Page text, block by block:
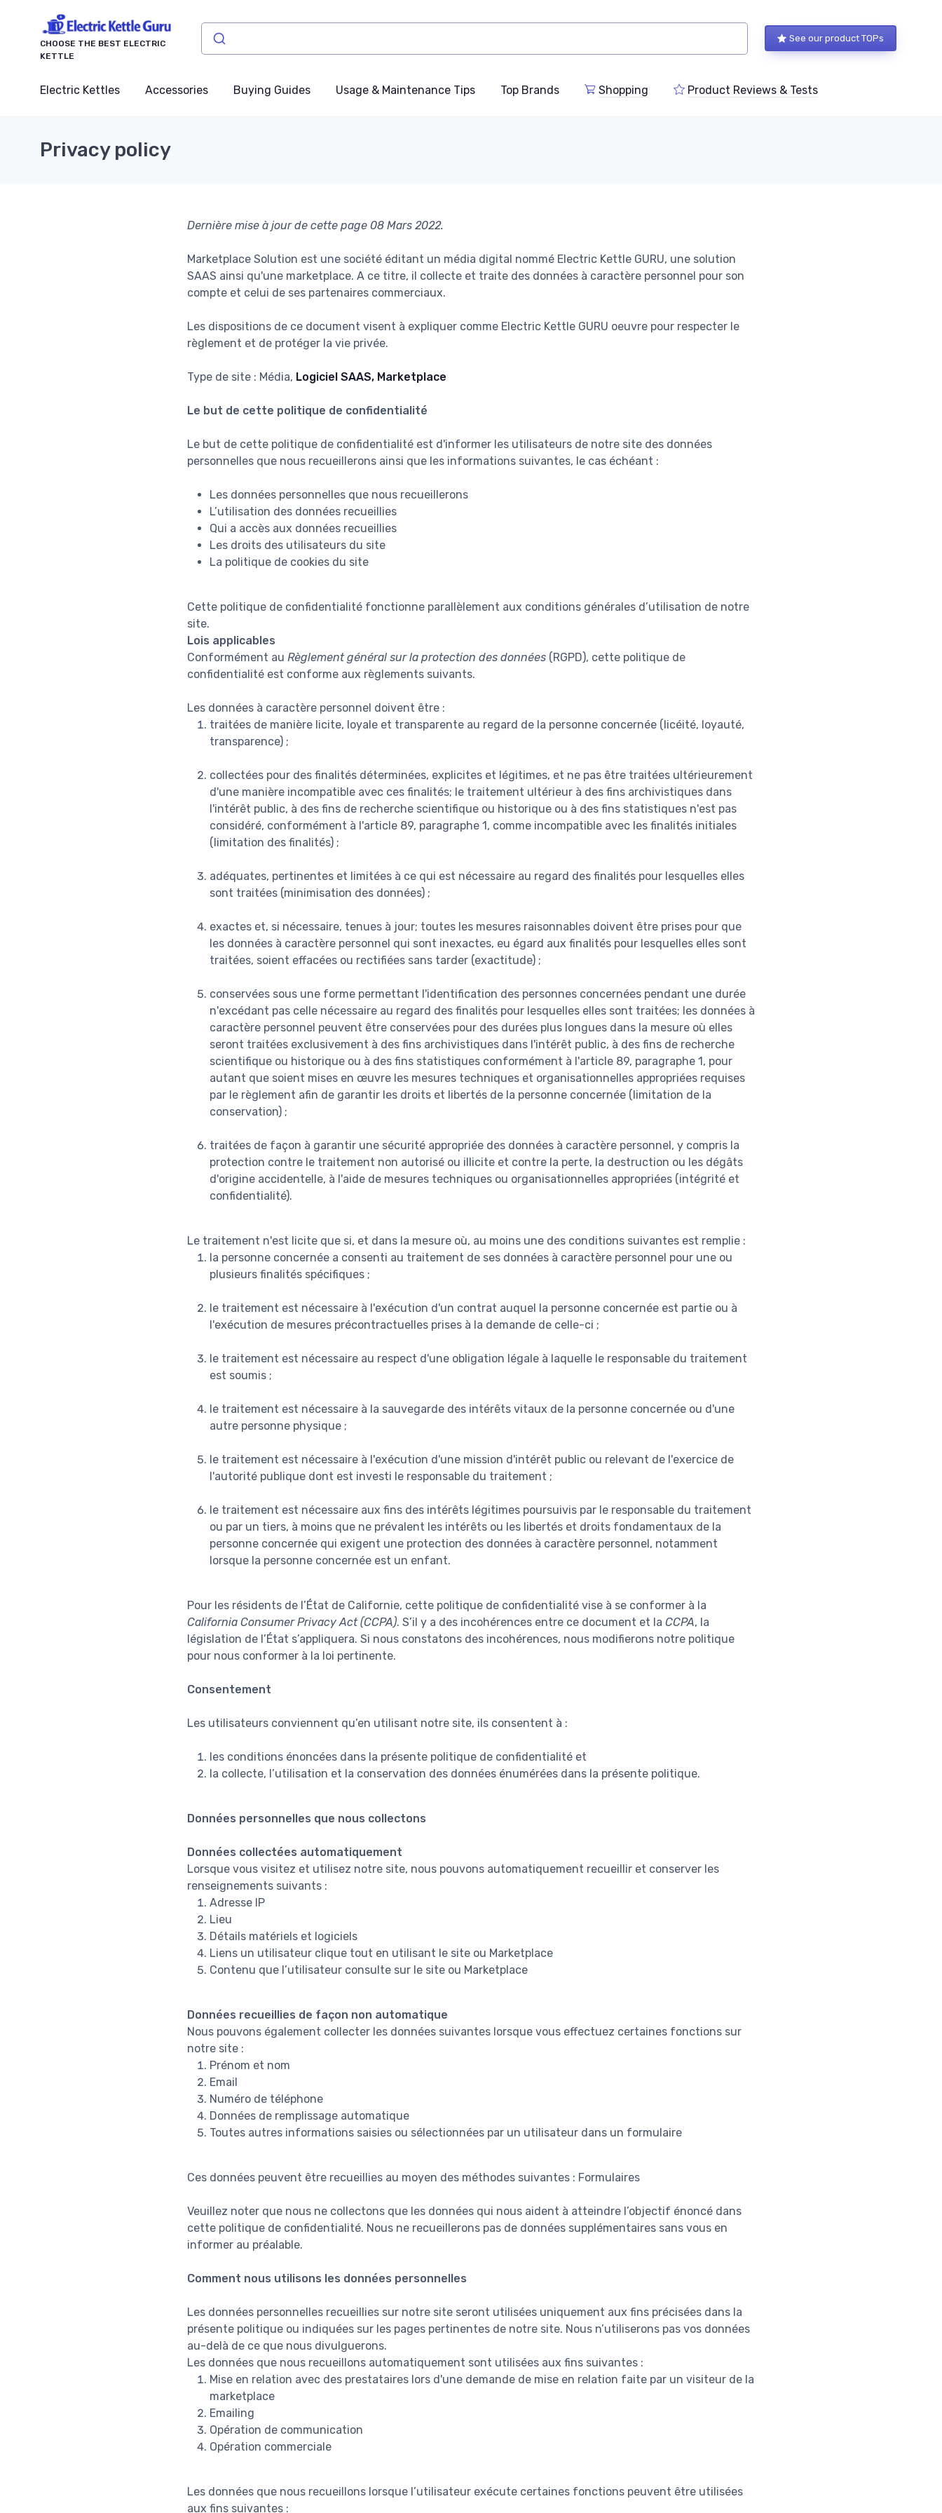
CHOOSE THE BEST ELECTRIC
KETTLE
See our product TOPs
Electric Kettles Accessories Buying Guides Usage & Maintenance Tips Top Brands Shopping Product Reviews & Tests
Privacy policy
Dernière mise à jour de cette page 08 Mars 2022.
Marketplace Solution est une société éditant un média digital nommé Electric Kettle GURU, une solution
SAAS ainsi qu'une marketplace. A ce titre, il collecte et traite des données à caractère personnel pour son
compte et celui de ses partenaires commerciaux.
Les dispositions de ce document visent à expliquer comme Electric Kettle GURU oeuvre pour respecter le
règlement et de protéger la vie privée.
Type de site : Média, Logiciel SAAS, Marketplace
Le but de cette politique de confidentialité
Le but de cette politique de confidentialité est d'informer les utilisateurs de notre site des données
personnelles que nous recueillerons ainsi que les informations suivantes, le cas échéant :
Les données personnelles que nous recueillerons
L’utilisation des données recueillies
Qui a accès aux données recueillies
Les droits des utilisateurs du site
La politique de cookies du site
Cette politique de confidentialité fonctionne parallèlement aux conditions générales d’utilisation de notre
site.
Lois applicables
Conformément au Règlement général sur la protection des données (RGPD), cette politique de
confidentialité est conforme aux règlements suivants.
Les données à caractère personnel doivent être :
traitées de manière licite, loyale et transparente au regard de la personne concernée (licéité, loyauté,
transparence) ;
collectées pour des finalités déterminées, explicites et légitimes, et ne pas être traitées ultérieurement
d'une manière incompatible avec ces finalités; le traitement ultérieur à des fins archivistiques dans
l'intérêt public, à des fins de recherche scientifique ou historique ou à des fins statistiques n'est pas
considéré, conformément à l'article 89, paragraphe 1, comme incompatible avec les finalités initiales
(limitation des finalités) ;
adéquates, pertinentes et limitées à ce qui est nécessaire au regard des finalités pour lesquelles elles
sont traitées (minimisation des données) ;
exactes et, si nécessaire, tenues à jour; toutes les mesures raisonnables doivent être prises pour que
les données à caractère personnel qui sont inexactes, eu égard aux finalités pour lesquelles elles sont
traitées, soient effacées ou rectifiées sans tarder (exactitude) ;
conservées sous une forme permettant l'identification des personnes concernées pendant une durée
n'excédant pas celle nécessaire au regard des finalités pour lesquelles elles sont traitées; les données à
caractère personnel peuvent être conservées pour des durées plus longues dans la mesure où elles
seront traitées exclusivement à des fins archivistiques dans l'intérêt public, à des fins de recherche
scientifique ou historique ou à des fins statistiques conformément à l'article 89, paragraphe 1, pour
autant que soient mises en œuvre les mesures techniques et organisationnelles appropriées requises
par le règlement afin de garantir les droits et libertés de la personne concernée (limitation de la
conservation) ;
traitées de façon à garantir une sécurité appropriée des données à caractère personnel, y compris la
protection contre le traitement non autorisé ou illicite et contre la perte, la destruction ou les dégâts
d'origine accidentelle, à l'aide de mesures techniques ou organisationnelles appropriées (intégrité et
confidentialité).
Le traitement n'est licite que si, et dans la mesure où, au moins une des conditions suivantes est remplie :
la personne concernée a consenti au traitement de ses données à caractère personnel pour une ou
plusieurs finalités spécifiques ;
le traitement est nécessaire à l'exécution d'un contrat auquel la personne concernée est partie ou à
l'exécution de mesures précontractuelles prises à la demande de celle-ci ;
le traitement est nécessaire au respect d'une obligation légale à laquelle le responsable du traitement
est soumis ;
le traitement est nécessaire à la sauvegarde des intérêts vitaux de la personne concernée ou d'une
autre personne physique ;
le traitement est nécessaire à l'exécution d'une mission d'intérêt public ou relevant de l'exercice de
l'autorité publique dont est investi le responsable du traitement ;
le traitement est nécessaire aux fins des intérêts légitimes poursuivis par le responsable du traitement
ou par un tiers, à moins que ne prévalent les intérêts ou les libertés et droits fondamentaux de la
personne concernée qui exigent une protection des données à caractère personnel, notamment
lorsque la personne concernée est un enfant.
Pour les résidents de l’État de Californie, cette politique de confidentialité vise à se conformer à la
California Consumer Privacy Act (CCPA). S’il y a des incohérences entre ce document et la CCPA, la
législation de l’État s’appliquera. Si nous constatons des incohérences, nous modifierons notre politique
pour nous conformer à la loi pertinente.
Consentement
Les utilisateurs conviennent qu’en utilisant notre site, ils consentent à :
les conditions énoncées dans la présente politique de confidentialité et
la collecte, l’utilisation et la conservation des données énumérées dans la présente politique.
Données personnelles que nous collectons
Données collectées automatiquement
Lorsque vous visitez et utilisez notre site, nous pouvons automatiquement recueillir et conserver les
renseignements suivants :
Adresse IP
Lieu
Détails matériels et logiciels
Liens un utilisateur clique tout en utilisant le site ou Marketplace
Contenu que l’utilisateur consulte sur le site ou Marketplace
Données recueillies de façon non automatique
Nous pouvons également collecter les données suivantes lorsque vous effectuez certaines fonctions sur
notre site :
Prénom et nom
Email
Numéro de téléphone
Données de remplissage automatique
Toutes autres informations saisies ou sélectionnées par un utilisateur dans un formulaire
Ces données peuvent être recueillies au moyen des méthodes suivantes : Formulaires
Veuillez noter que nous ne collectons que les données qui nous aident à atteindre l’objectif énoncé dans
cette politique de confidentialité. Nous ne recueillerons pas de données supplémentaires sans vous en
informer au préalable.
Comment nous utilisons les données personnelles
Les données personnelles recueillies sur notre site seront utilisées uniquement aux fins précisées dans la
présente politique ou indiquées sur les pages pertinentes de notre site. Nous n’utiliserons pas vos données
au-delà de ce que nous divulguerons.
Les données que nous recueillons automatiquement sont utilisées aux fins suivantes :
Mise en relation avec des prestataires lors d'une demande de mise en relation faite par un visiteur de la
marketplace
Emailing
Opération de communication
Opération commerciale
Les données que nous recueillons lorsque l’utilisateur exécute certaines fonctions peuvent être utilisées
aux fins suivantes :